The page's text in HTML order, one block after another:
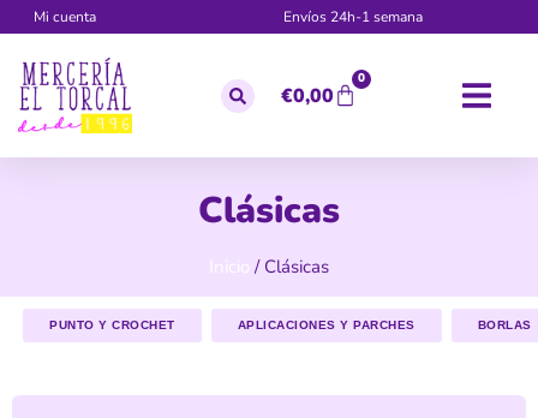
Mi cuenta Envíos 24h-1 semana
€0,00
0
Clásicas
Inicio / Clásicas
PUNTO Y CROCHET APLICACIONES Y PARCHES BORLAS